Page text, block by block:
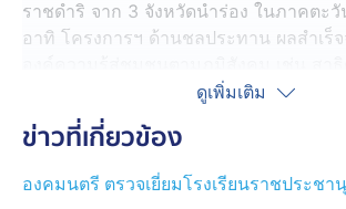
ราชดำริ จาก 3 จังหวัดนำร่อง ในภาคตะวั
อาทิ โครงการฯ ด้านชลประทาน ผลสำเร็
จาน ดอกไม้ประจำจังหวัดอุดรธานี, การเ
การแปรรูปเป็นข้าวฮาง และข้าวหอมมรก
ชาใบหม่อนจากต้นหม่อนพระราชทาน ของ
เจ้าสิริกิติ์ พระบรมราชินีนาถ พระบรมรา
จากจังหวัดหนองบัวลำภู, และชุดเพาะฟัก
ดูเพิ่มเติม
ข่าวที่เกี่ยวข้อง
องคมนตรี ตรวจเยี่ยมโรงเรียนราชประชา